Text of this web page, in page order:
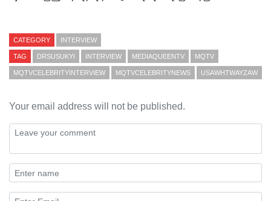
CATEGORY INTERVIEW
TAG DRSUSUKYI INTERVIEW MEDIAQUEENTV MQTV
MQTVCELEBRITYINTERVIEW MQTVCELEBRITYNEWS USAWHTWAYZAW
Your email address will not be published.